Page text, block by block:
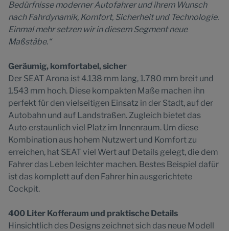
Bedürfnisse moderner Autofahrer und ihrem Wunsch
nach Fahrdynamik, Komfort, Sicherheit und Technologie.
Einmal mehr setzen wir in diesem Segment neue
Maßstäbe.“
Geräumig, komfortabel, sicher
Der SEAT Arona ist 4.138 mm lang, 1.780 mm breit und
1.543 mm hoch. Diese kompakten Maße machen ihn
perfekt für den vielseitigen Einsatz in der Stadt, auf der
Autobahn und auf Landstraßen. Zugleich bietet das
Auto erstaunlich viel Platz im Innenraum. Um diese
Kombination aus hohem Nutzwert und Komfort zu
erreichen, hat SEAT viel Wert auf Details gelegt, die dem
Fahrer das Leben leichter machen. Bestes Beispiel dafür
ist das komplett auf den Fahrer hin ausgerichtete
Cockpit.
400 Liter Kofferaum und praktische Details
Hinsichtlich des Designs zeichnet sich das neue Modell